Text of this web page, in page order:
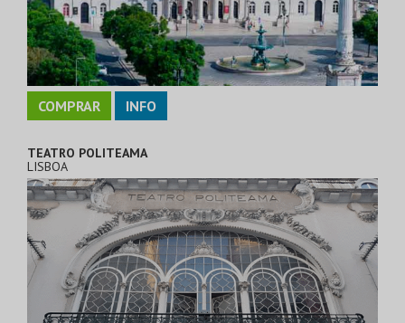
COMPRAR INFO
TEATRO POLITEAMA
LISBOA